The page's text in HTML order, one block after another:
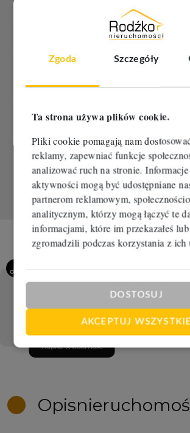
Zgoda Szczegóły
Ta strona używa plików cookie.
Pliki cookie pomagają nam
reklamy, zapewniać funkcje
analizować ruch na stronie.
aktywności mogą być udostępniane
partnerom reklamowym,
analitycznym, którzy mogą łączyć te
informacjami, które im przekazałeś
zgromadzili podczas korzystania z ich
DOSTOSUJ
AKCEPTUJ WSZYSTKIE
Liczba pomieszczeń
1
Powierzchnia
sanitarnych [m2]
Liczba pomieszczeń
11
Powierzchnia
pomieszczeń
produkcyjnych [m2]
1 m2
Aldona Liczbińska
Napisz wiadomość
OFERT
Opis